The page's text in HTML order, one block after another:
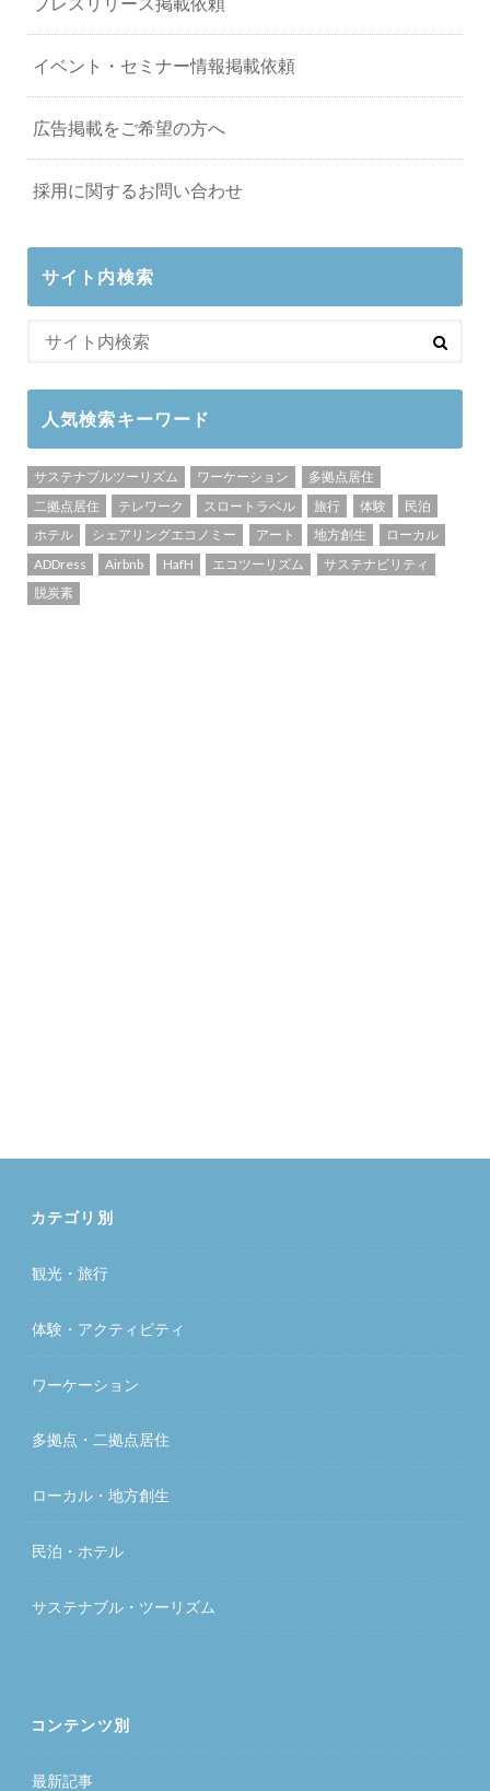
イベント・セミナー情報掲載依頼
広告掲載をご希望の方へ
採用に関するお問い合わせ
サイト内検索
人気検索キーワード
サステナブルツーリズム ワーケーション
多拠点居住
二拠点居住
テレワーク スロートラベル 旅行 体験
民泊
ホテル
シェアリングエコノミー アート 地方創生
ローカル
ADDress
Airbnb HafH エコツーリズム
サステナビリティ
脱炭素
カテゴリ別
観光・旅行
体験・アクティビティ
ワーケーション
多拠点・二拠点居住
ローカル・地方創生
民泊・ホテル
サステナブル・ツーリズム
コンテンツ別
最新記事